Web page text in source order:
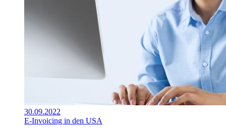
30.09.2022
E-Invoicing in den USA